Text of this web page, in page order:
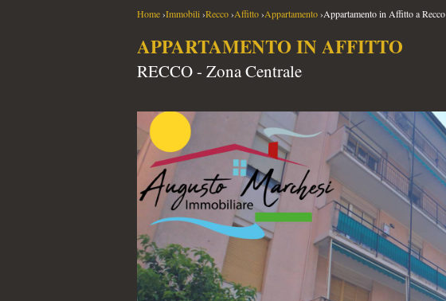
Home›Immobili›Recco›Affitto›Appartamento›Appartamento in Affitto a Recco
APPARTAMENTO IN AFFITTO
RECCO - Zona Centrale